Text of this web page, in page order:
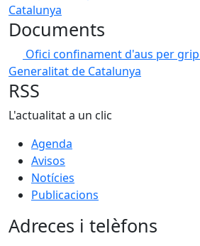
Catalunya
Documents
Ofici confinament d'aus per
Generalitat de Catalunya
RSS
L'actualitat a un clic
Agenda
Avisos
Notícies
Publicacions
Adreces i telèfons